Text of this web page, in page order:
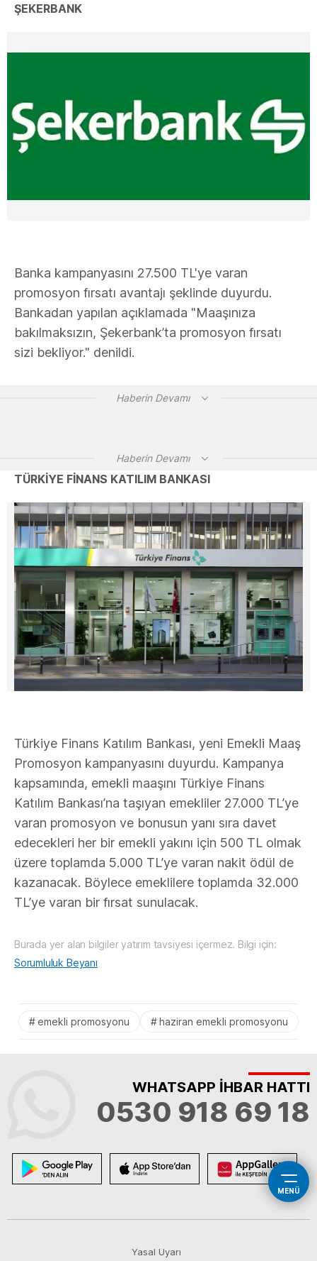
MENÜ
ŞEKERBANK
Banka kampanyasını 27.500 TL'ye varan
promosyon fırsatı avantajı şeklinde duyurdu.
Bankadan yapılan açıklamada "Maaşınıza
bakılmaksızın, Şekerbank’ta promosyon fırsatı
sizi bekliyor." denildi.
Haberin Devamı
Haberin Devamı
TÜRKİYE FİNANS KATILIM BANKASI
Türkiye Finans Katılım Bankası, yeni Emekli Maaş
Promosyon kampanyasını duyurdu. Kampanya
kapsamında, emekli maaşını Türkiye Finans
Katılım Bankası’na taşıyan emekliler 27.000 TL’ye
varan promosyon ve bonusun yanı sıra davet
edecekleri her bir emekli yakını için 500 TL olmak
üzere toplamda 5.000 TL’ye varan nakit ödül de
kazanacak. Böylece emeklilere toplamda 32.000
TL’ye varan bir fırsat sunulacak.
Burada yer alan bilgiler yatırım tavsiyesi içermez. Bilgi için:
Sorumluluk Beyanı
emekli promosyonu haziran emekli promosyonu
WHATSAPP İHBAR HATTI
0530 918 69 18
Yasal Uyarı